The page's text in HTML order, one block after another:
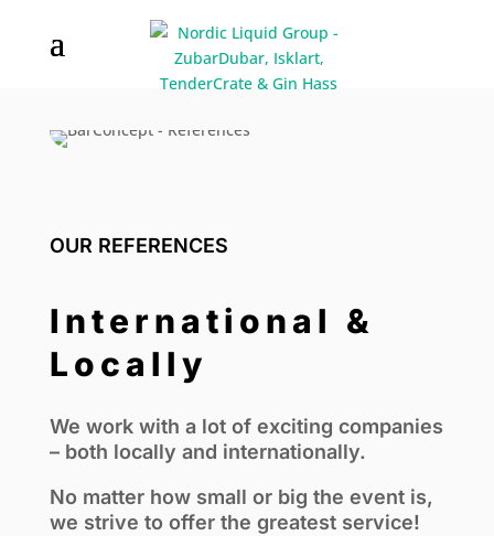
OUR REFERENCES
International &
Locally
We work with a lot of exciting companies
– both locally and internationally.
No matter how small or big the event is,
we strive to offer the greatest service!